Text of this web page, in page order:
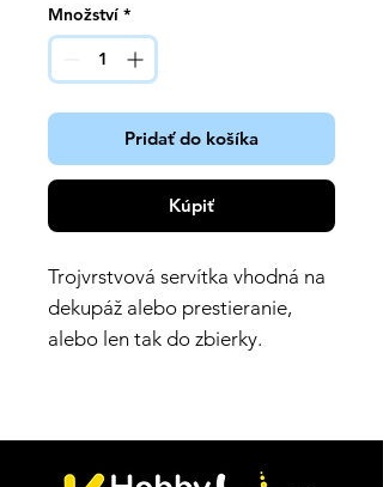
Množství *
Pridať do košíka
Kúpiť
Trojvrstvová servítka vhodná na
dekupáž alebo prestieranie,
alebo len tak do zbierky.